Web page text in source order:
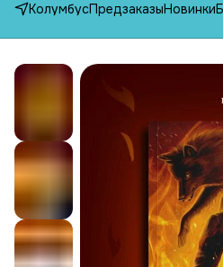
КолумбусПредзаказыНовинки